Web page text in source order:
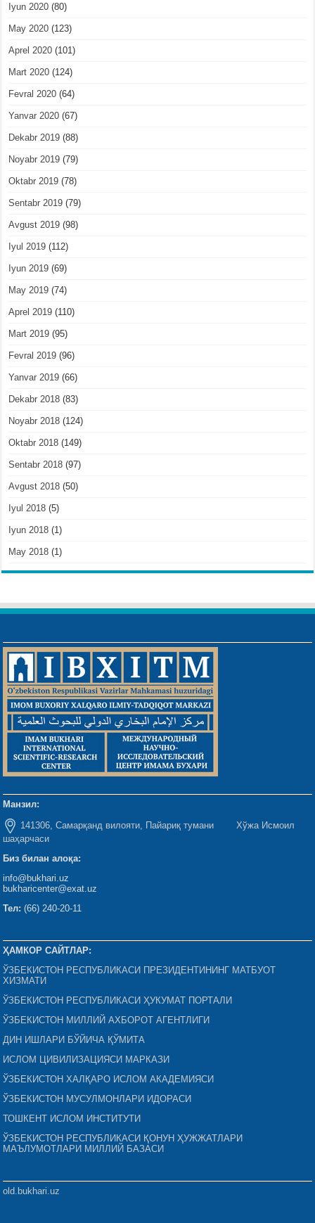
Iyun 2020 (80)
May 2020 (123)
Aprel 2020 (101)
Mart 2020 (124)
Fevral 2020 (64)
Yanvar 2020 (67)
Dekabr 2019 (88)
Noyabr 2019 (79)
Oktabr 2019 (78)
Sentabr 2019 (79)
Avgust 2019 (98)
Iyul 2019 (112)
Iyun 2019 (69)
May 2019 (74)
Aprel 2019 (110)
Mart 2019 (95)
Fevral 2019 (96)
Yanvar 2019 (66)
Dekabr 2018 (83)
Noyabr 2018 (124)
Oktabr 2018 (149)
Sentabr 2018 (97)
Avgust 2018 (50)
Iyul 2018 (5)
Iyun 2018 (1)
May 2018 (1)
Манзил:
141306, Самарқанд вилояти, Пайариқ тумани Хўжа Исмоил
шаҳарчаси
Биз билан алоқа:
info@bukhari.uz
bukharicenter@exat.uz
Тел: (66) 240-20-11
ҲАМКОР САЙТЛАР:
ЎЗБЕКИСТОН РЕСПУБЛИКАСИ ПРЕЗИДЕНТИНИНГ МАТБУОТ
ХИЗМАТИ
ЎЗБЕКИСТОН РЕСПУБЛИКАСИ ҲУКУМАТ ПОРТАЛИ
ЎЗБЕКИСТОН МИЛЛИЙ АХБОРОТ АГЕНТЛИГИ
ДИН ИШЛАРИ БЎЙИЧА ҚЎМИТА
ИСЛОМ ЦИВИЛИЗАЦИЯСИ МАРКАЗИ
ЎЗБЕКИСТОН ХАЛҚАРО ИСЛОМ АКАДЕМИЯСИ
ЎЗБЕКИСТОН МУСУЛМОНЛАРИ ИДОРАСИ
ТОШКЕНТ ИСЛОМ ИНСТИТУТИ
ЎЗБЕКИСТОН РЕСПУБЛИКАСИ ҚОНУН ҲУЖЖАТЛАРИ
МАЪЛУМОТЛАРИ МИЛЛИЙ БАЗАСИ
old.bukhari.uz